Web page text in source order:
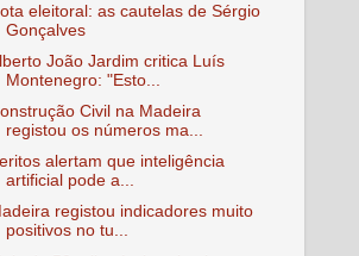
eleitoral: as cautelas de Sérgio
Gonçalves
João Jardim critica Luís
Montenegro: "Esto...
Civil na Madeira
registou os números ma...
alertam que inteligência
artificial pode a...
registou indicadores muito
positivos no tu...